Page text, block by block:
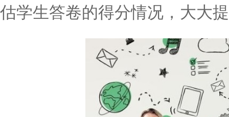
估学生答卷的得分情况，大大